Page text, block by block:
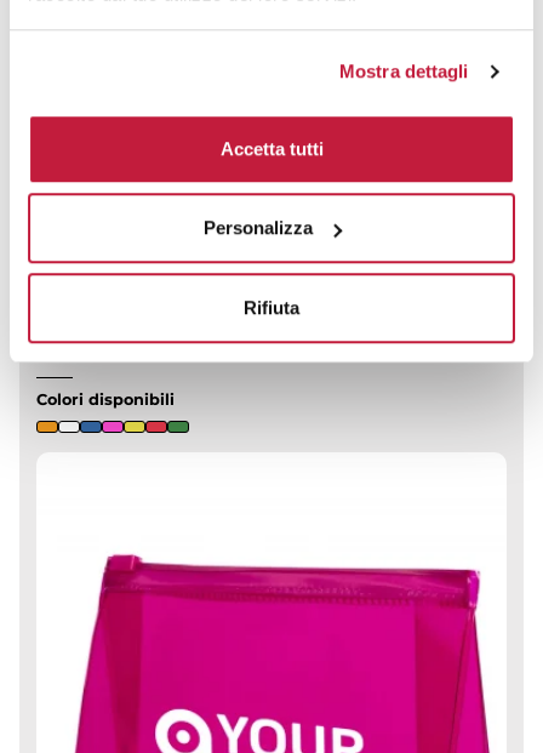
Mostra dettagli
Accetta tutti
Personalizza
Rifiuta
prezzo da € 0,76
CALCOLA PREVENTIVO
CODICE ART.
Colori disponibili